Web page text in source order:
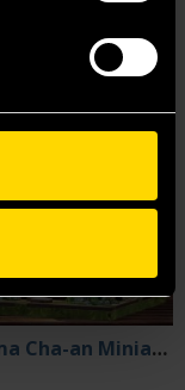
Kirishima Cha-an Miniature House (Miniature/Book Nook)